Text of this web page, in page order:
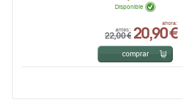
antes:
22,00 €
ahora:
20,90 €
Disponible
comprar